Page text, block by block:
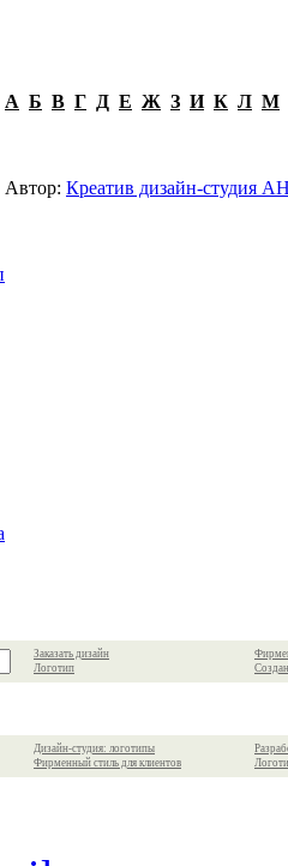
А Б В Г Д Е Ж З И К Л М
Автор: Креатив дизайн-студия
Заказать дизайн
Логотип
Дизайн-студия: логотипы
Фирменный стиль для клиентов